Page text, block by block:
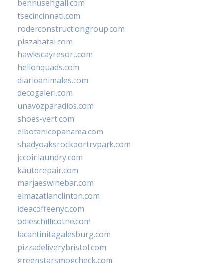
bennusehgall.com
tsecincinnati.com
roderconstructiongroup.com
plazabatai.com
hawkscayresort.com
hellonquads.com
diarioanimales.com
decogaleri.com
unavozparadios.com
shoes-vert.com
elbotanicopanama.com
shadyoaksrockportrvpark.com
jccoinlaundry.com
kautorepair.com
marjaeswinebar.com
elmazatlanclinton.com
ideacoffeenyc.com
odieschillicothe.com
lacantinitagalesburg.com
pizzadeliverybristol.com
greenstarsmogcheck.com